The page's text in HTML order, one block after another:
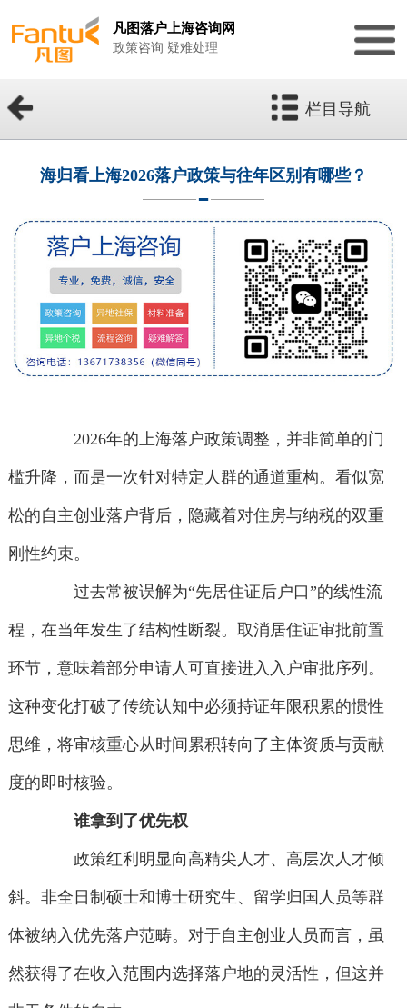
凡图落户上海咨询网
政策咨询 疑难处理
栏目导航
海归看上海2026落户政策与往年区别有哪些？
2026年的上海落户政策调整，并非简单的门
槛升降，而是一次针对特定人群的通道重构。看似宽
松的自主创业落户背后，隐藏着对住房与纳税的双重
刚性约束。
过去常被误解为“先居住证后户口”的线性流
程，在当年发生了结构性断裂。取消居住证审批前置
环节，意味着部分申请人可直接进入入户审批序列。
这种变化打破了传统认知中必须持证年限积累的惯性
思维，将审核重心从时间累积转向了主体资质与贡献
度的即时核验。
谁拿到了优先权
政策红利明显向高精尖人才、高层次人才倾
斜。非全日制硕士和博士研究生、留学归国人员等群
体被纳入优先落户范畴。对于自主创业人员而言，虽
然获得了在收入范围内选择落户地的灵活性，但这并